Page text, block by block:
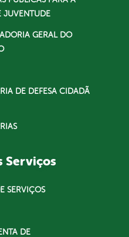
JUVENTUDE
GERAL DO
DE DEFESA CIDADÃ
Serviços
SERVIÇOS
DE